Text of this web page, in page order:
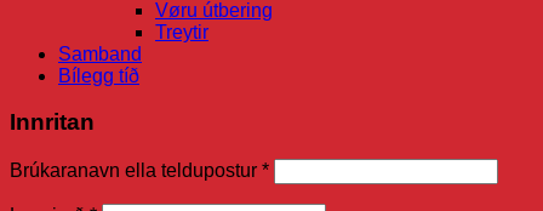
Vøru útbering
Treytir
Samband
Bílegg tíð
Innritan
Brúkaranavn ella teldupostur *